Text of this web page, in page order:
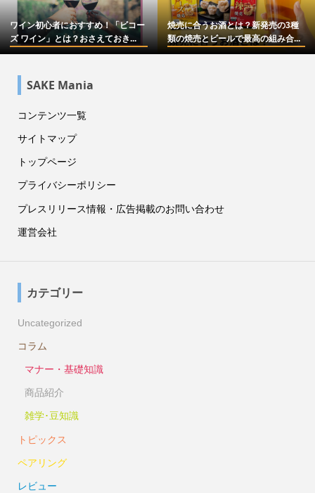
ワイン初心者におすすめ！「ビコー
ズ ワイン」とは？おさえておき...
焼売に合うお酒とは？新発売の3種
類の焼売とビールで最高の組み合...
SAKE Mania
コンテンツ一覧
サイトマップ
トップページ
プライバシーポリシー
プレスリリース情報・広告掲載のお問い合わせ
運営会社
カテゴリー
Uncategorized
コラム
マナー・基礎知識
商品紹介
雑学･豆知識
トピックス
ペアリング
レビュー